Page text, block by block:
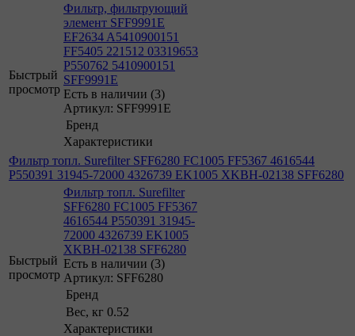
Быстрый
просмотр
Фильтр, фильтрующий
элемент SFF9991E
EF2634 A5410900151
FF5405 221512 03319653
P550762 5410900151
SFF9991E
Есть в наличии (3)
Артикул: SFF9991E
Бренд
Характеристики
Фильтр топл. Surefilter SFF6280 FC1005 FF5367 4616544
P550391 31945-72000 4326739 EK1005 XKBH-02138 SFF6280
Быстрый
просмотр
Фильтр топл. Surefilter
SFF6280 FC1005 FF5367
4616544 P550391 31945-
72000 4326739 EK1005
XKBH-02138 SFF6280
Есть в наличии (3)
Артикул: SFF6280
Бренд
Вес, кг 0.52
Характеристики